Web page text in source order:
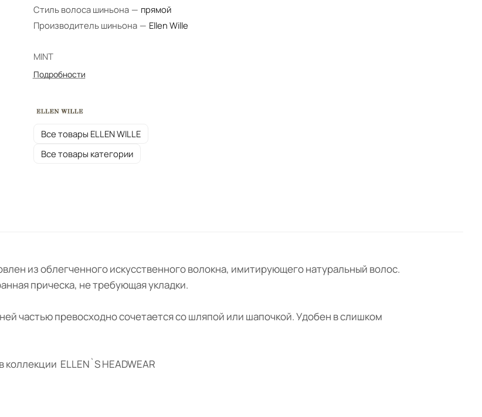
Стиль волоса шиньона — прямой
Производитель шиньона — Ellen Wille
MINT
Подробности
Все товары ELLEN WILLE
Все товары категории
из облегченного искусственного волокна, имитирующего натуральный волос.
прическа, не требующая укладки.
частью превосходно сочетается со шляпой или шапочкой. Удобен в слишком
ELLEN`S HEADWEAR